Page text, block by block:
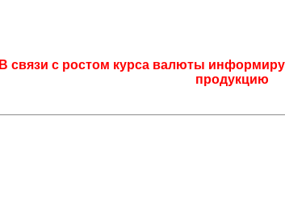
В связи с ростом курса валюты
продукцию